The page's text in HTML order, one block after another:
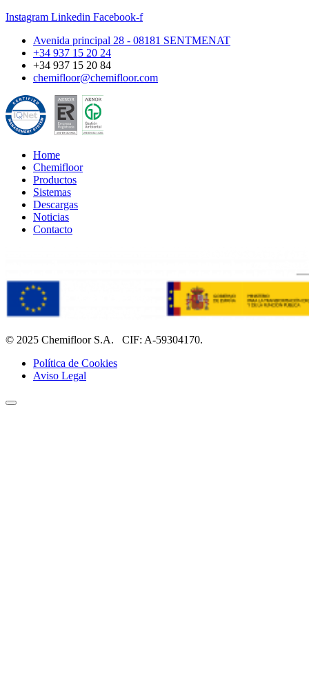
Instagram Linkedin Facebook-f
Avenida principal 28 - 08181 SENTMENAT
+34 937 15 20 24
+34 937 15 20 84
chemifloor@chemifloor.com
Home
Chemifloor
Productos
Sistemas
Descargas
Noticias
Contacto
© 2025 Chemifloor S.A. CIF: A-59304170.
Política de Cookies
Aviso Legal